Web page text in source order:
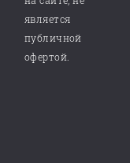
является
публичной
офертой.